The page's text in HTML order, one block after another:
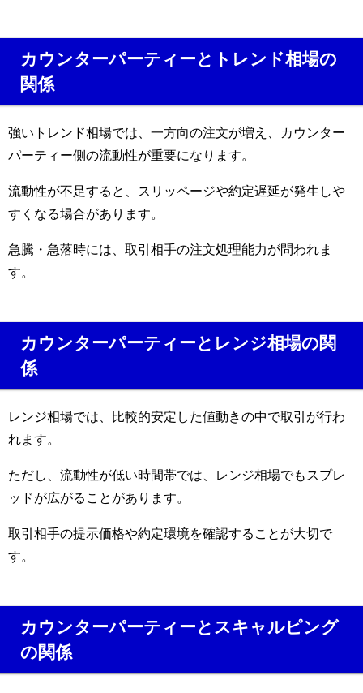
カウンターパーティーとトレンド相場の
関係
強いトレンド相場では、一方向の注文が増え、カウンター
パーティー側の流動性が重要になります。
流動性が不足すると、スリッページや約定遅延が発生しや
すくなる場合があります。
急騰・急落時には、取引相手の注文処理能力が問われま
す。
カウンターパーティーとレンジ相場の関
係
レンジ相場では、比較的安定した値動きの中で取引が行わ
れます。
ただし、流動性が低い時間帯では、レンジ相場でもスプレ
ッドが広がることがあります。
取引相手の提示価格や約定環境を確認することが大切で
す。
カウンターパーティーとスキャルピング
の関係